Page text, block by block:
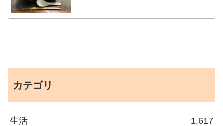
カテゴリ
生活 1,617